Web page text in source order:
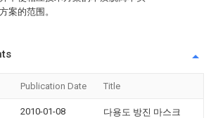
案的范围。
Publication Date Title
2010-01-08 다용도 방진 마스크